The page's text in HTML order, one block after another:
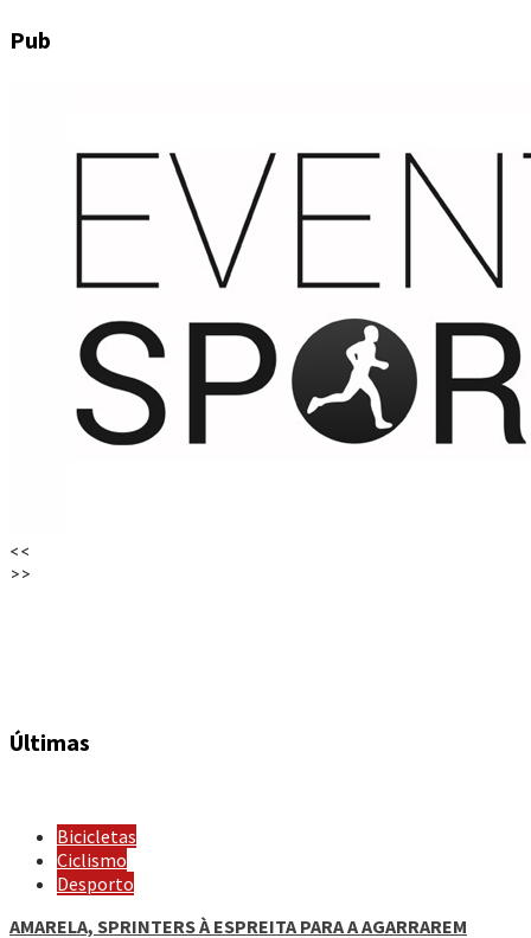
Pub
<<
>>
Últimas
Bicicletas
Ciclismo
Desporto
AMARELA, SPRINTERS À ESPREITA PARA A AGARRAREM